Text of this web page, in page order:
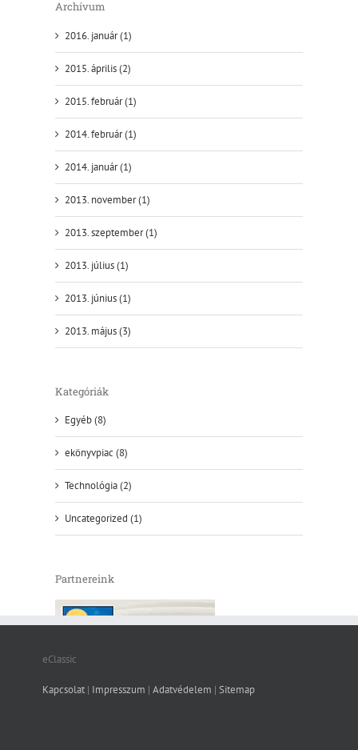
Archívum
2016. január (1)
2015. április (2)
2015. február (1)
2014. február (1)
2014. január (1)
2013. november (1)
2013. szeptember (1)
2013. július (1)
2013. június (1)
2013. május (3)
Kategóriák
Egyéb (8)
ekönyvpiac (8)
Technológia (2)
Uncategorized (1)
Partnereink
eClassic
Kapcsolat| Impresszum | Adatvédelem | Sitemap